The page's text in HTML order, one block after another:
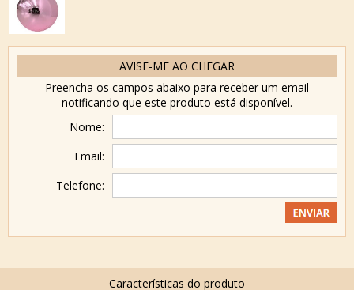
AVISE-ME AO CHEGAR
Preencha os campos abaixo para receber um email
notificando que este produto está disponível.
Nome:
Email:
Telefone: